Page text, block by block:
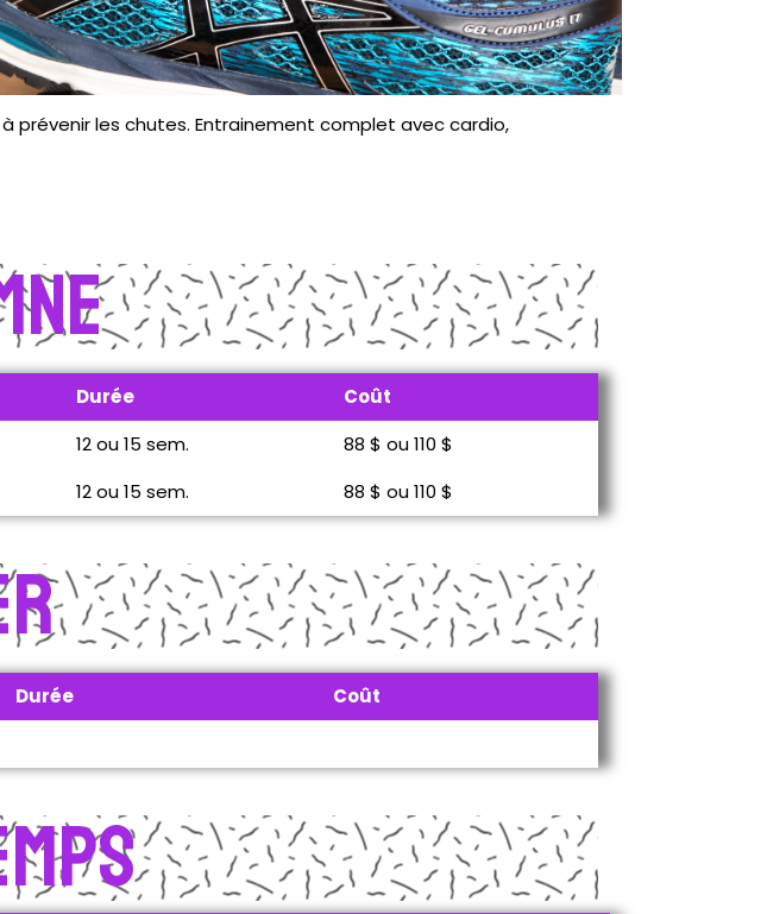
prévenir les chutes. Entrainement complet avec cardio,
Durée
Coût
12 ou 15 sem.
88 $ ou 110 $
12 ou 15 sem. 88 $ ou 110 $
Durée
Coût